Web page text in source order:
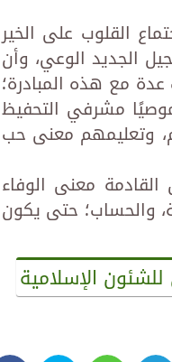
القلوب على الخير
الجديد الوعي، وأن
مع هذه المبادرة؛
مشرفي التحفيظ
وتعليمهم معنى حب
معنى الوفاء
والحساب؛ حتى يكون
الإسلامية